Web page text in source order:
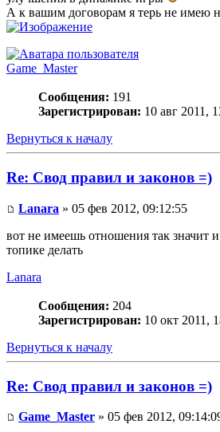
А к вашим договорам я терь не имею
Game_Master
Сообщения: 191
Зарегистрирован: 10 авг 2011,
Вернуться к началу
Re: Свод правил и законов =)
Lanara » 05 фев 2012, 09:12:55
вот не имеешь отношения так значит и
топике делать
Lanara
Сообщения: 204
Зарегистрирован: 10 окт 2011,
Вернуться к началу
Re: Свод правил и законов =)
Game_Master » 05 фев 2012,